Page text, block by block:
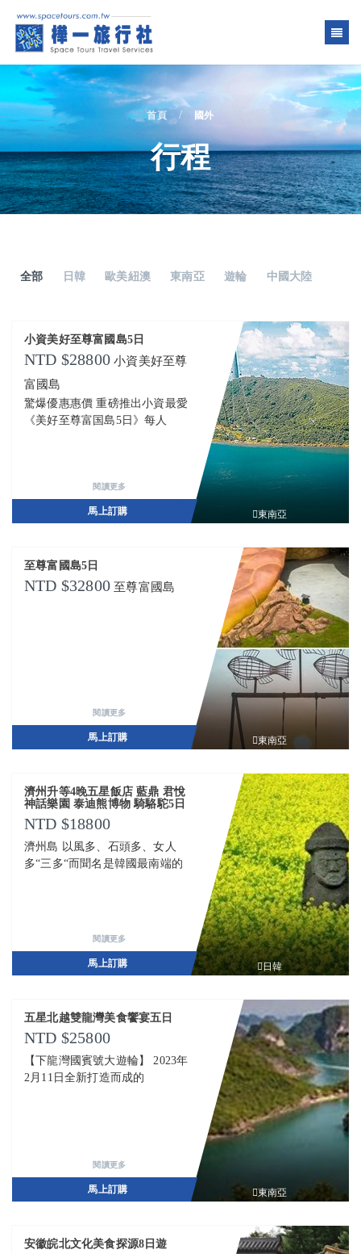
首頁 / 國外
行程
全部 日韓 歐美紐澳 東南亞 遊輪 中國大陸
東南亞
小資美好至尊富國島5日
28800 小資美好至尊
富國島
驚爆優惠惠價 重磅推出小資最愛
《美好至尊富国島5日》每人
閱讀更多
馬上訂購
東南亞
至尊富國島5日
32800 至尊富國島
閱讀更多
馬上訂購
日韓
濟州升等4晚五星飯店 藍鼎 君悅
神話樂園 泰迪熊博物 騎駱駝5日
18800
濟州島 以風多、石頭多、女人
多“三多“而聞名是韓國最南端的
閱讀更多
馬上訂購
東南亞
五星北越雙龍灣美食饗宴五日
25800
【下龍灣國賓號大遊輪】 2023年
2月11日全新打造而成的
閱讀更多
馬上訂購
安徽皖北文化美食探源8日遊